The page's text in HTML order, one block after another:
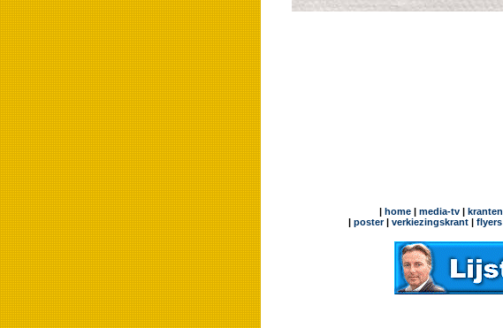
| home| media-tv| kranten
| poster| verkiezingskrant | flyers